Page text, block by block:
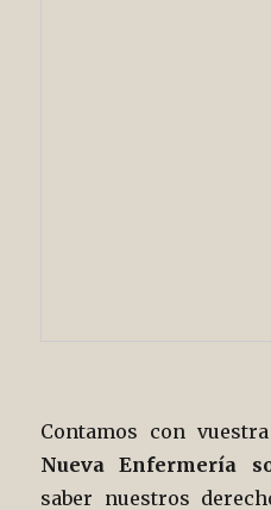
Contamos con
Nueva Enfermería
saber nuestros